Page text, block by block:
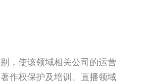
，使该领域相关公司的运营
作权保护及培训、直播领域